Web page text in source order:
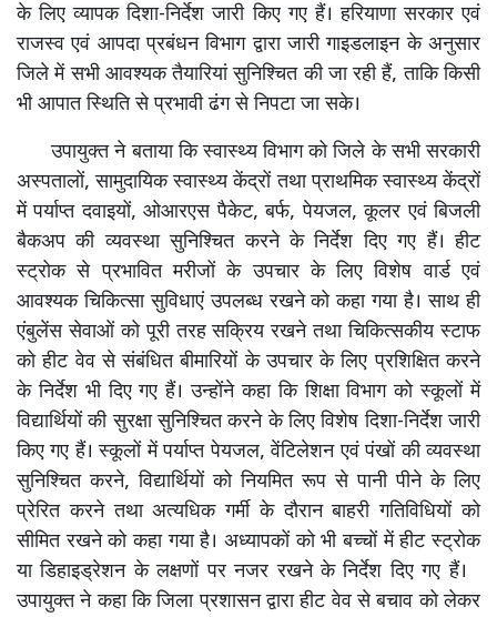
के लिए व्यापक दिशा-निर्देश जारी किए गए हैं। हरियाणा सरकार एवं
राजस्व एवं आपदा प्रबंधन विभाग द्वारा जारी गाइडलाइन के अनुसार
जिले में सभी आवश्यक तैयारियां सुनिश्चित की जा रही हैं, ताकि किसी
भी आपात स्थिति से प्रभावी ढंग से निपटा जा सके।
उपायुक्त ने बताया कि स्वास्थ्य विभाग को जिले के सभी सरकारी
अस्पतालों, सामुदायिक स्वास्थ्य केंद्रों तथा प्राथमिक स्वास्थ्य केंद्रों
में पर्याप्त दवाइयों, ओआरएस पैकेट, बर्फ, पेयजल, कूलर एवं बिजली
बैकअप की व्यवस्था सुनिश्चित करने के निर्देश दिए गए हैं। हीट
स्ट्रोक से प्रभावित मरीजों के उपचार के लिए विशेष वार्ड एवं
आवश्यक चिकित्सा सुविधाएं उपलब्ध रखने को कहा गया है। साथ ही
एंबुलेंस सेवाओं को पूरी तरह सक्रिय रखने तथा चिकित्सकीय स्टाफ
को हीट वेव से संबंधित बीमारियों के उपचार के लिए प्रशिक्षित करने
के निर्देश भी दिए गए हैं। उन्होंने कहा कि शिक्षा विभाग को स्कूलों में
विद्यार्थियों की सुरक्षा सुनिश्चित करने के लिए विशेष दिशा-निर्देश जारी
किए गए हैं। स्कूलों में पर्याप्त पेयजल, वेंटिलेशन एवं पंखों की व्यवस्था
सुनिश्चित करने, विद्यार्थियों को नियमित रूप से पानी पीने के लिए
प्रेरित करने तथा अत्यधिक गर्मी के दौरान बाहरी गतिविधियों को
सीमित रखने को कहा गया है। अध्यापकों को भी बच्चों में हीट स्ट्रोक
या डिहाइड्रेशन के लक्षणों पर नजर रखने के निर्देश दिए गए हैं।
उपायुक्त ने कहा कि जिला प्रशासन द्वारा हीट वेव से बचाव को लेकर